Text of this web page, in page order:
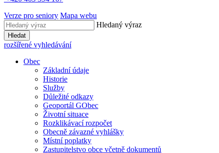
Verze pro seniory Mapa webu
Hledaný výraz
Hledat
rozšířené vyhledávání
Obec
Základní údaje
Historie
Služby
Důležité odkazy
Geoportál GObec
Životní situace
Rozklikávací rozpočet
Obecně závazné vyhlášky
Místní poplatky
Zastupitelstvo obce včetně dokumentů